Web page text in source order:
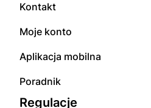
Kontakt
Moje konto
Aplikacja mobilna
Poradnik
Regulacje